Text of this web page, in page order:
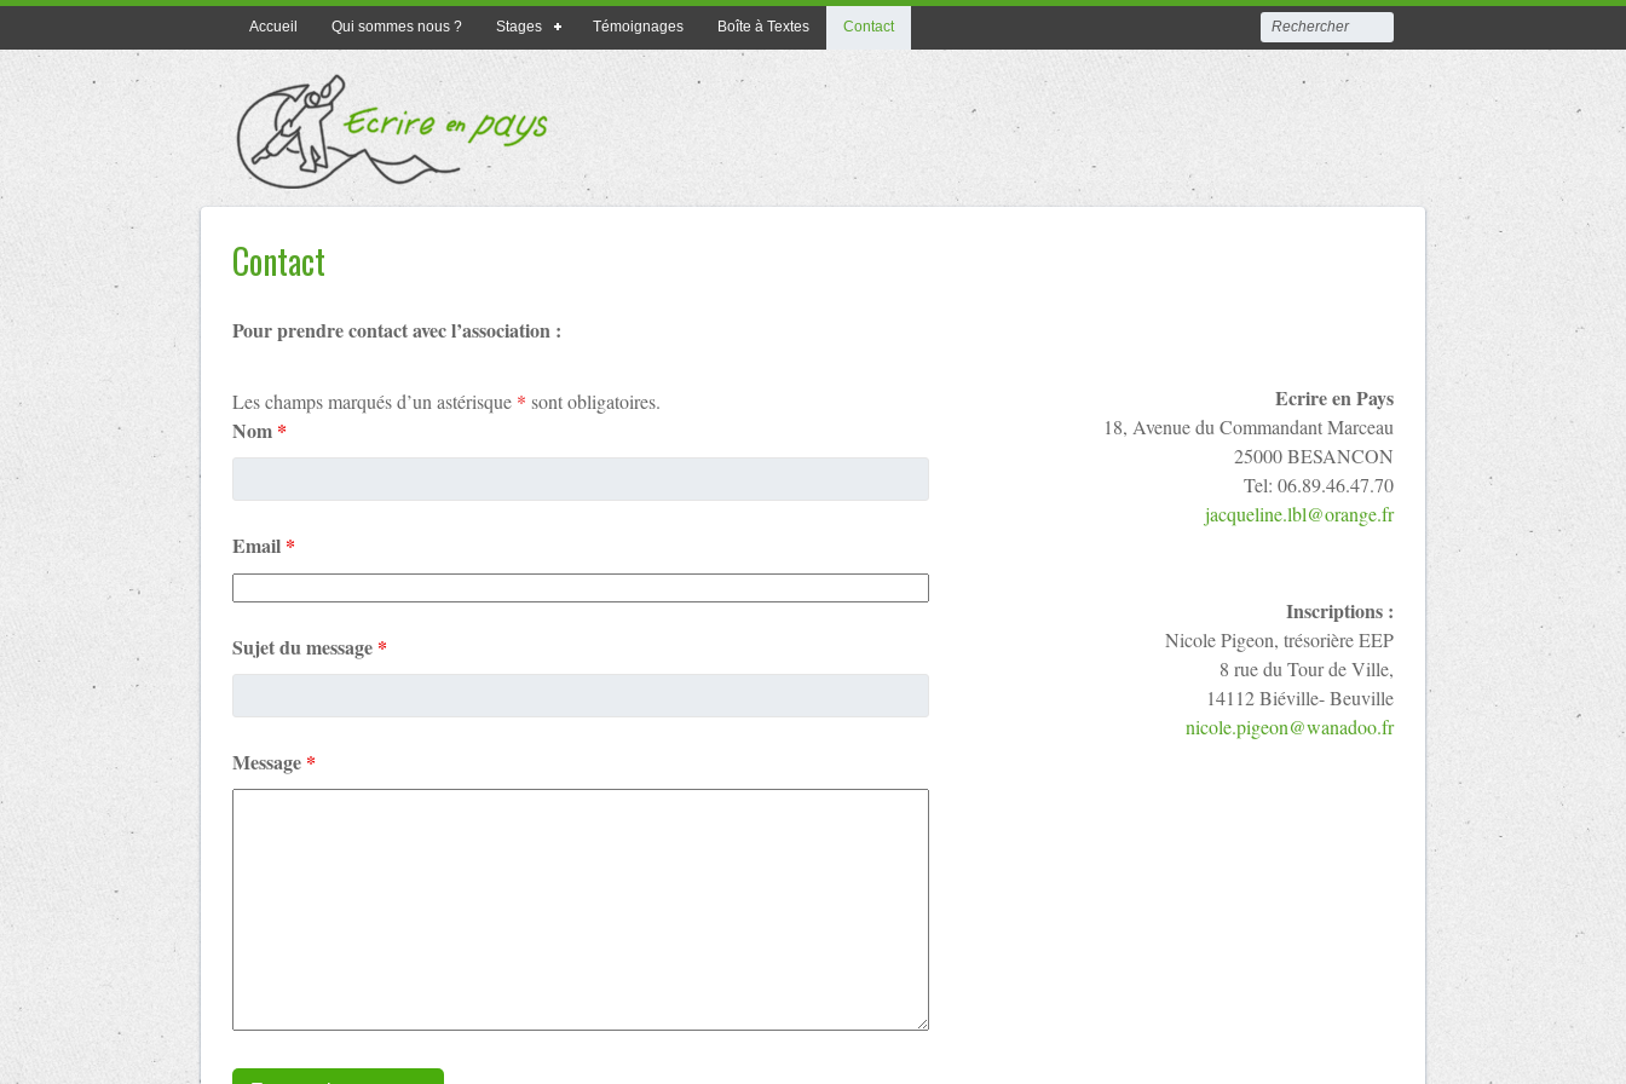
Accueil Qui sommes nous ? Stages Témoignages Boîte à Textes Contact
Contact
Pour prendre contact avec l’association :
Ecrire en Pays
18, Avenue du Commandant Marceau
25000 BESANCON
Tel: 06.89.46.47.70
jacqueline.lbl@orange.fr
Inscriptions :
Nicole Pigeon, trésorière EEP
8 rue du Tour de Ville,
14112 Biéville- Beuville
nicole.pigeon@wanadoo.fr
Les champs marqués d’un astérisque * sont obligatoires.
Nom *
Email *
Sujet du message *
Message *